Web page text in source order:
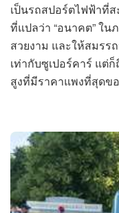
เป็นรถสปอร์ตไฟฟ้าที่
ที่แปลว่า “อนาคต” ใ
สวยงาม และให้สมรร
เท่ากับซูเปอร์คาร์ แต่
สูงที่มีราคาแพงที่สุดข